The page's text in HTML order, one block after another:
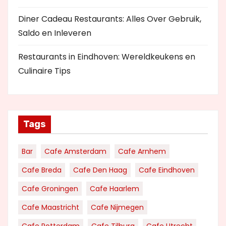
Diner Cadeau Restaurants: Alles Over Gebruik,
Saldo en Inleveren
Restaurants in Eindhoven: Wereldkeukens en
Culinaire Tips
Tags
Bar Cafe Amsterdam
Cafe Arnhem
Cafe Breda
Cafe Den Haag
Cafe Eindhoven
Cafe Groningen
Cafe Haarlem
Cafe Maastricht
Cafe Nijmegen